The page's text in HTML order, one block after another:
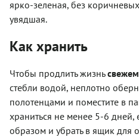
ярко-зеленая, без
увядшая.
Как хранить
Чтобы продлить жизнь
стебли водой, неплотно
полотенцами и поместите в
храниться не менее 5-6 дней,
образом и убрать в ящик для